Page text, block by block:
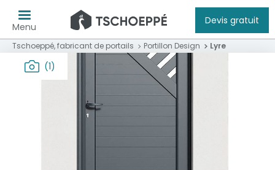
Menu
Devis gratuit
Tschoeppé, fabricant de portails Portillon Design Lyre
(1)